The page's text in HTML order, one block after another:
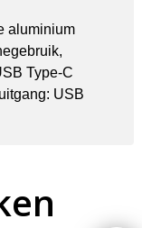
aluminium
Type-C
USB